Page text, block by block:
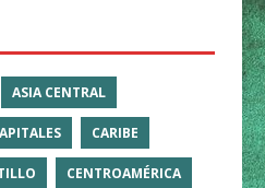
ASIA CENTRAL
CARIBE
CENTROAMÉRICA